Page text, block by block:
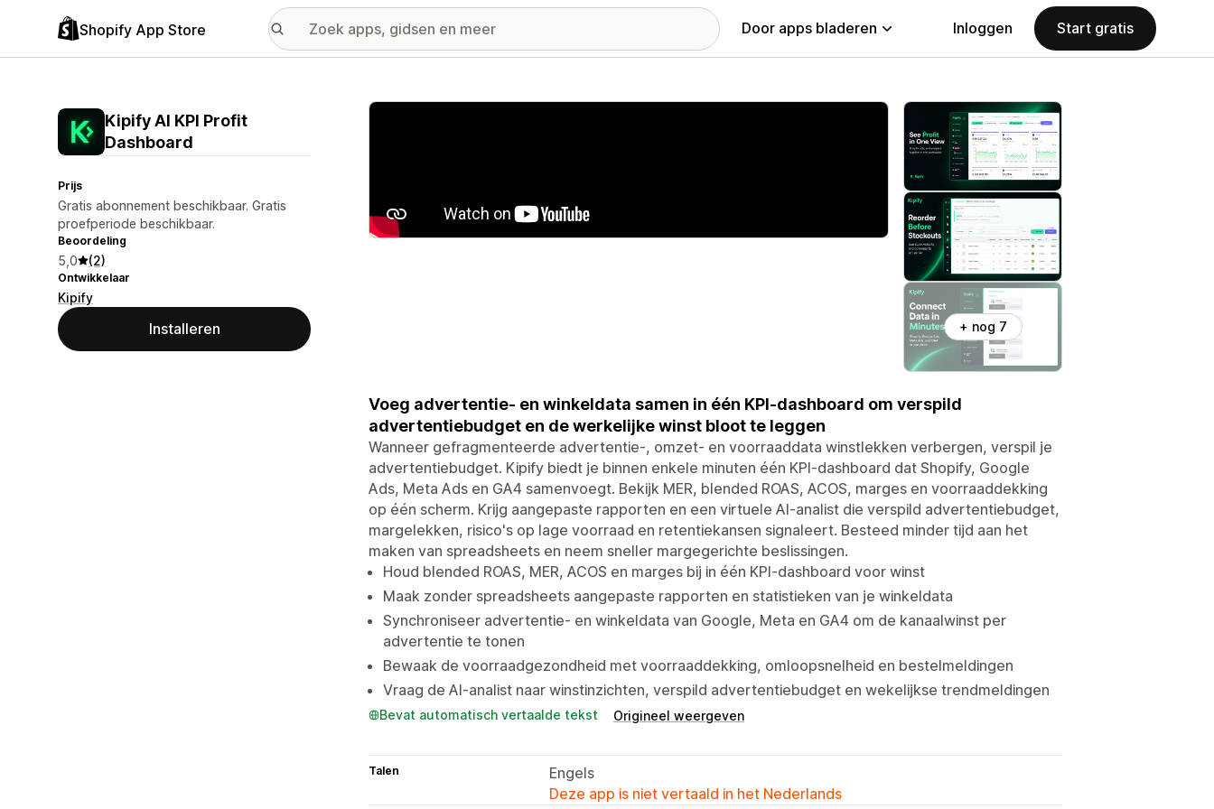
Shopify App Store Door apps bladeren Inloggen Start gratis
Kipify AI KPI Profit
Dashboard
Prijs
Gratis abonnement beschikbaar. Gratis
proefperiode beschikbaar.
Beoordeling
5,0 (2)
Ontwikkelaar
Kipify
Installeren
Galerij met uitgelichte afbeeldingen
+ nog 7
Voeg advertentie- en winkeldata samen in één KPI-dashboard om verspild
advertentiebudget en de werkelijke winst bloot te leggen
Wanneer gefragmenteerde advertentie-, omzet- en voorraaddata winstlekken verbergen, verspil je
advertentiebudget. Kipify biedt je binnen enkele minuten één KPI-dashboard dat Shopify, Google
Ads, Meta Ads en GA4 samenvoegt. Bekijk MER, blended ROAS, ACOS, marges en voorraaddekking
op één scherm. Krijg aangepaste rapporten en een virtuele AI-analist die verspild advertentiebudget,
margelekken, risico's op lage voorraad en retentiekansen signaleert. Besteed minder tijd aan het
maken van spreadsheets en neem sneller margegerichte beslissingen.
Houd blended ROAS, MER, ACOS en marges bij in één KPI-dashboard voor winst
Maak zonder spreadsheets aangepaste rapporten en statistieken van je winkeldata
Synchroniseer advertentie- en winkeldata van Google, Meta en GA4 om de kanaalwinst per
advertentie te tonen
Bewaak de voorraadgezondheid met voorraaddekking, omloopsnelheid en bestelmeldingen
Vraag de AI-analist naar winstinzichten, verspild advertentiebudget en wekelijkse trendmeldingen
Bevat automatisch vertaalde tekst Origineel weergeven
Talen
Engels
Deze app is niet vertaald in het Nederlands